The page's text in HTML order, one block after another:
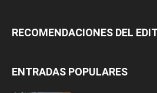
RECOMENDACIONES DEL
ENTRADAS POPULARES